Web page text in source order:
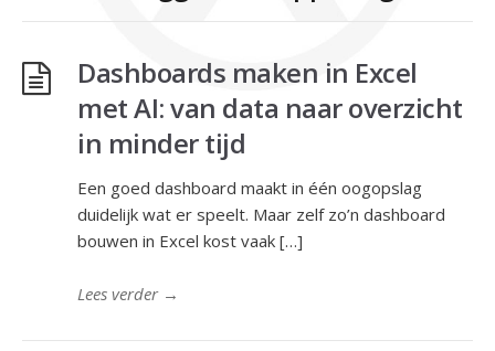
Dashboards maken in Excel
met AI: van data naar overzicht
in minder tijd
Een goed dashboard maakt in één oogopslag
duidelijk wat er speelt. Maar zelf zo’n dashboard
bouwen in Excel kost vaak […]
Lees verder→